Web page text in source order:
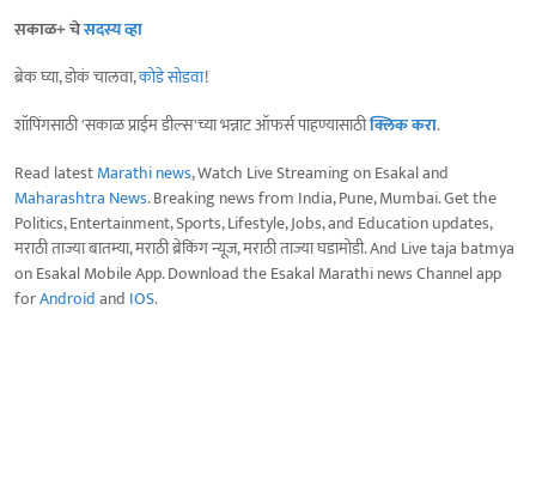
सकाळ+ चेसदस्य व्हा
ब्रेक घ्या, डोकं चालवा,कोडे सोडवा!
शॉपिंगसाठी 'सकाळ प्राईम डील्स'च्या भन्नाट ऑफर्स पाहण्यासाठीक्लिक करा.
Read latestMarathi news, Watch Live Streaming on Esakal and
Maharashtra News. Breaking news from India, Pune, Mumbai. Get the
Politics, Entertainment, Sports, Lifestyle, Jobs, and Education updates,
मराठी ताज्या बातम्या, मराठी ब्रेकिंग न्यूज, मराठी ताज्या घडामोडी. And Live taja batmya
on Esakal Mobile App. Download the Esakal Marathi news Channel app
forAndroidand IOS.